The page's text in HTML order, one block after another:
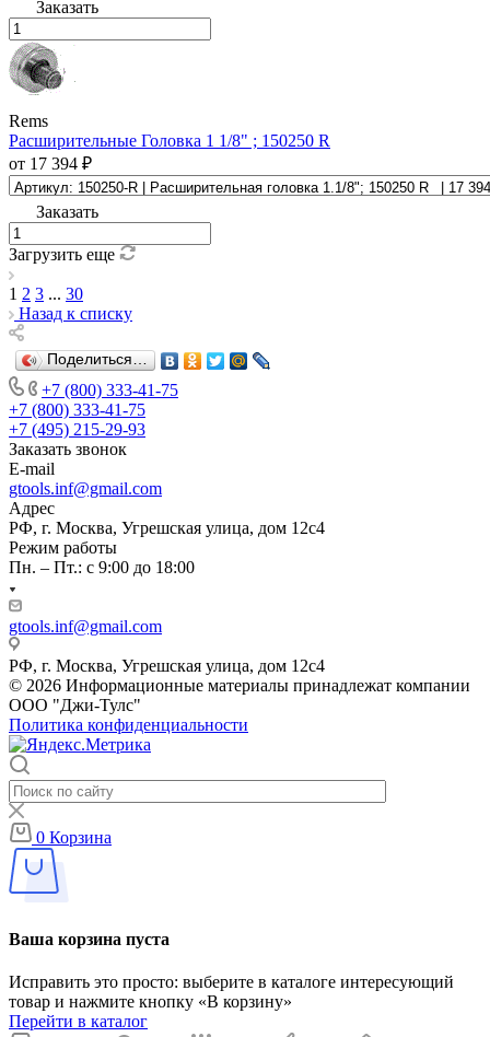
Заказать
Rems
Расширительные Головка 1 1/8" ; 150250 R
от 17 394 ₽
Заказать
Загрузить еще
1 2 3 ... 30
Назад к списку
Поделиться…
+7 (800) 333-41-75
+7 (800) 333-41-75
+7 (495) 215-29-93
Заказать звонок
E-mail
gtools.inf@gmail.com
Адрес
РФ, г. Москва, Угрешская улица, дом 12с4
Режим работы
Пн. – Пт.: с 9:00 до 18:00
gtools.inf@gmail.com
РФ, г. Москва, Угрешская улица, дом 12с4
© 2026 Информационные материалы принадлежат компании
ООО "Джи-Тулс"
Политика конфиденциальности
0 Корзина
Ваша корзина пуста
Исправить это просто: выберите в каталоге интересующий
товар и нажмите кнопку «В корзину»
Перейти в каталог